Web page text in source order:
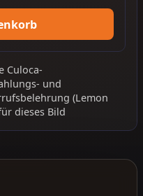
Culoca-
und
(Lemon
dieses Bild